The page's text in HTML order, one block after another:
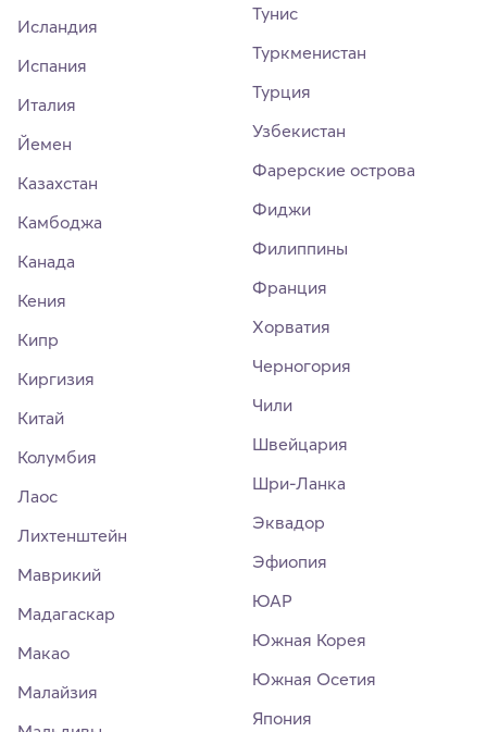
Исландия
Испания
Италия
Йемен
Казахстан
Камбоджа
Канада
Кения
Кипр
Киргизия
Китай
Колумбия
Лаос
Лихтенштейн
Маврикий
Мадагаскар
Макао
Малайзия
Тунис
Туркменистан
Турция
Узбекистан
Фарерские острова
Фиджи
Филиппины
Франция
Хорватия
Черногория
Чили
Швейцария
Шри-Ланка
Эквадор
Эфиопия
ЮАР
Южная Корея
Южная Осетия
Япония